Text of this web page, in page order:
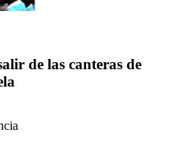
de las canteras de